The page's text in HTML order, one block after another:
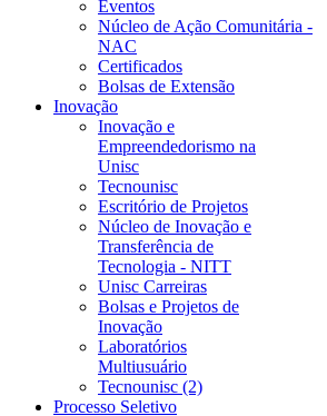
Eventos
Núcleo de Ação Comunitária -
NAC
Certificados
Bolsas de Extensão
Inovação
Inovação e
Empreendedorismo na
Unisc
Tecnounisc
Escritório de Projetos
Núcleo de Inovação e
Transferência de
Tecnologia - NITT
Unisc Carreiras
Bolsas e Projetos de
Inovação
Laboratórios
Multiusuário
Tecnounisc (2)
Processo Seletivo